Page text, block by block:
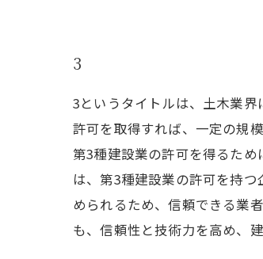
3
3というタイトルは、土木業
許可を取得すれば、一定の規
第3種建設業の許可を得るた
は、第3種建設業の許可を持
められるため、信頼できる業
も、信頼性と技術力を高め、